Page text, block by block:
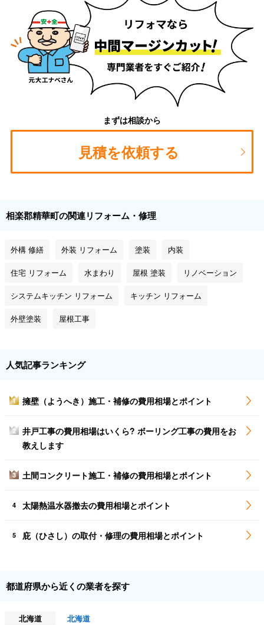
まずは相談から
見積を依頼する
相楽郡精華町の関連リフォーム・修理
外構 修繕 外装 リフォーム 塗装 内装
住宅 リフォーム 水まわり 屋根 塗装 リノベーション
システムキッチン リフォーム キッチン リフォーム
外壁塗装 屋根工事
人気記事ランキング
1 擁壁（ようへき）施工・補修の費用相場とポイント
2
井戸工事の費用相場はいくら? ボーリング工事の費用をお
教えします
3 土間コンクリート施工・補修の費用相場とポイント
4 太陽熱温水器撤去の費用相場とポイント
5 庇（ひさし）の取付・修理の費用相場とポイント
都道府県から近くの業者を探す
北海道
北海道